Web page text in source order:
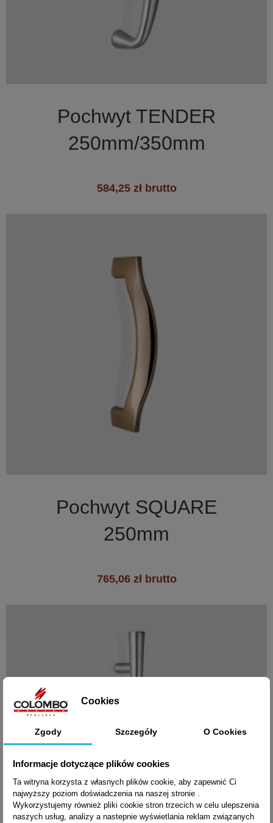
Pochwyt TENDER
250mm/350mm
584,25 zł brutto
Pochwyt SQUARE
250mm
765,06 zł brutto
Cookies
Zgody Szczegóły O Cookies
Informacje dotyczące plików cookies
Ta witryna korzysta z własnych plików cookie, aby zapewnić Ci
najwyższy poziom doświadczenia na naszej stronie .
Wykorzystujemy również pliki cookie stron trzecich w celu ulepszenia
naszych usług, analizy a nastepnie wyświetlania reklam związanych